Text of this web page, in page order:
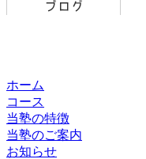
ホーム
コース
当塾の特徴
当塾のご案内
お知らせ